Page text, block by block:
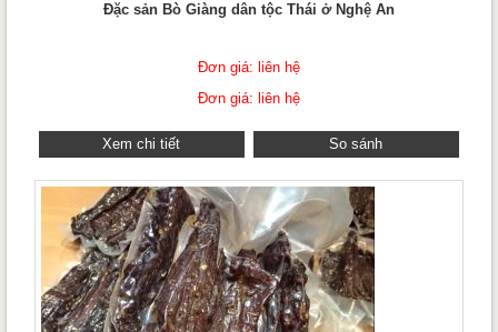
Đặc sản Bò Giàng dân tộc Thái ở Nghệ An
Đơn giá: liên hệ
Đơn giá: liên hệ
Xem chi tiết So sánh